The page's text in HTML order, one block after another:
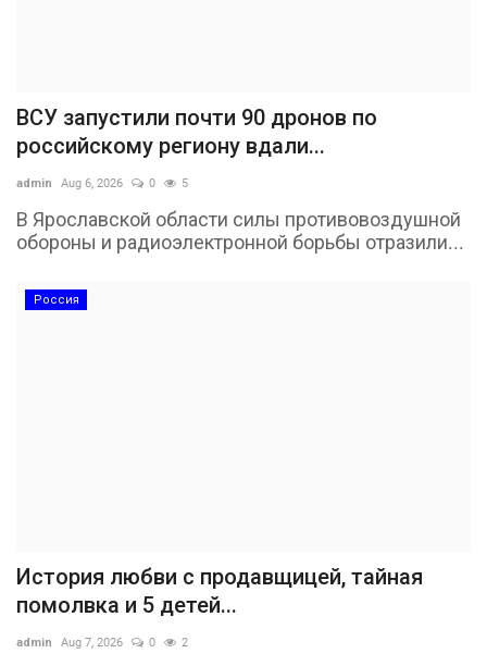
ВСУ запустили почти 90 дронов по
российскому региону вдали...
admin Aug 6, 2026 0 5
В Ярославской области силы противовоздушной
обороны и радиоэлектронной борьбы отразили...
Россия
История любви с продавщицей, тайная
помолвка и 5 детей...
admin Aug 7, 2026 0 2